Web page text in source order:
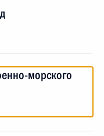
морского